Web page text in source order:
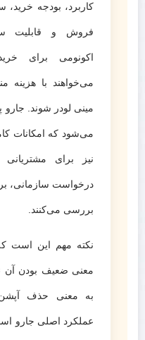
کاربرد، بودجه
فروش و قابلیت
اکونومی برای
می‌خواهند با هزینه
مینی لودر شوند.
می‌شود که امکانات
نیز برای
درخواست سازمانی،
بررسی می‌کنند.
نکته مهم این است
به معنی حذف